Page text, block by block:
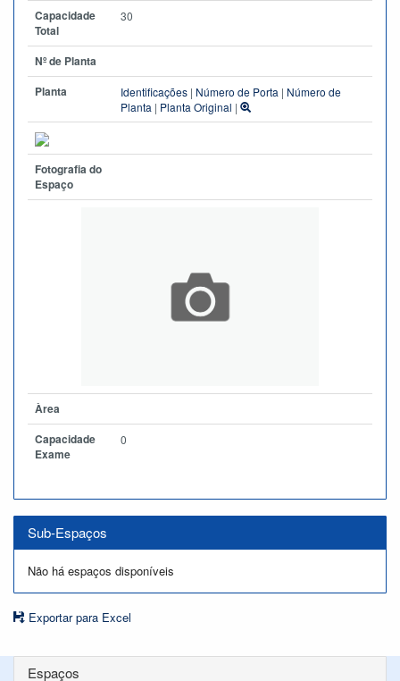
Capacidade
Total
30
Nº de Planta
Planta
Identificações | Número de Porta | Número de
Planta | Planta Original |
Fotografia do
Espaço
Àrea
Capacidade
Exame
0
Sub-Espaços
Não há espaços disponíveis
Exportar para Excel
Espaços